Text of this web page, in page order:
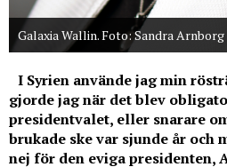
Galaxia Wallin. Foto: Sandra Arnborg
I Syrien använde jag min
gjorde jag när det blev
presidentvalet, eller snarare
brukade ske var sjunde år och
nej för den eviga presidenten,